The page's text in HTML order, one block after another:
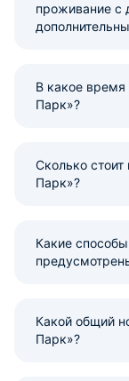
проживание с
В какое время
Парк»?
Сколько
Парк»?
Какие
Какой общий
Парк»?